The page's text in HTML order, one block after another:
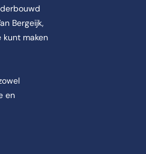
Bergeijk,
kunt maken
en